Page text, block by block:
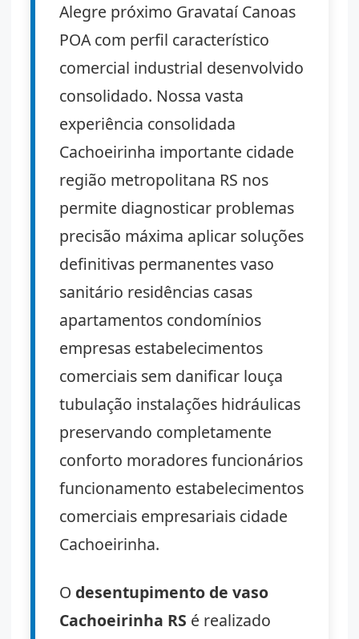
Alegre próximo Gravataí Canoas
POA com perfil característico
comercial industrial desenvolvido
consolidado. Nossa vasta
experiência consolidada
Cachoeirinha importante cidade
região metropolitana RS nos
permite diagnosticar problemas
precisão máxima aplicar soluções
definitivas permanentes vaso
sanitário residências casas
apartamentos condomínios
empresas estabelecimentos
comerciais sem danificar louça
tubulação instalações hidráulicas
preservando completamente
conforto moradores funcionários
funcionamento estabelecimentos
comerciais empresariais cidade
Cachoeirinha.
O desentupimento de vaso
Cachoeirinha RS é realizado